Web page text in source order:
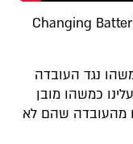
Changing
נגד העובדה
כמשהו מובן
מהעובדה שהם לא